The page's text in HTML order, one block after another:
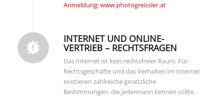
Anmeldung: www.photogreissler.at
INTERNET UND ONLINE-
VERTRIEB – RECHTSFRAGEN
Das Internet ist kein rechtsfreier Raum. Für
Rechtsgeschäfte und das Verhalten im Internet
existieren zahlreiche gesetzliche
Bestimmungen, die jedermann kennen sollte,